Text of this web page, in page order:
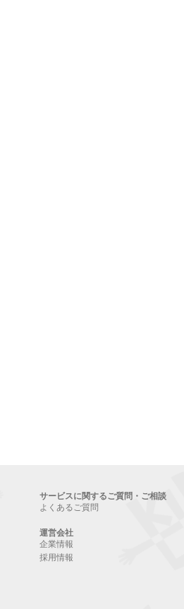
サービスに関するご質問・ご相談
よくあるご質問
運営会社
企業情報
採用情報